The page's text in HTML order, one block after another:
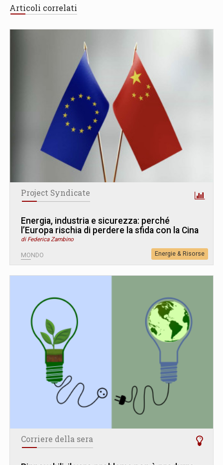
Articoli correlati
Project Syndicate
Energia, industria e sicurezza: perché
l’Europa rischia di perdere la sfida con la Cina
di Federica Zambino
MONDO Energie & Risorse
Corriere della sera